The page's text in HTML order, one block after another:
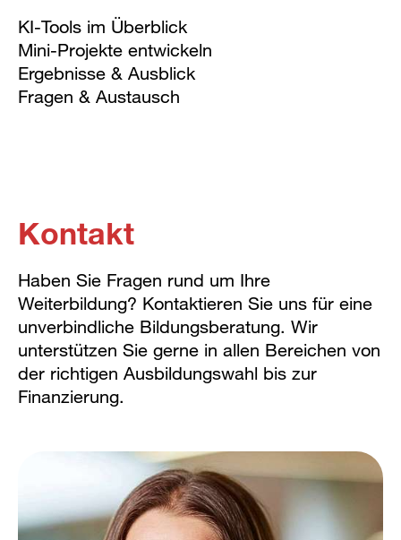
KI-Tools im Überblick
Mini-Projekte entwickeln
Ergebnisse & Ausblick
Fragen & Austausch
Kontakt
Haben Sie Fragen rund um Ihre
Weiterbildung? Kontaktieren Sie uns für eine
unverbindliche Bildungsberatung. Wir
unterstützen Sie gerne in allen Bereichen von
der richtigen Ausbildungswahl bis zur
Finanzierung.